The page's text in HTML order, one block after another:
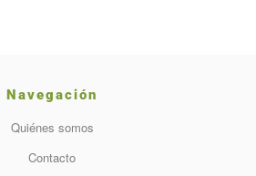
Navegación
Quiénes somos
Contacto